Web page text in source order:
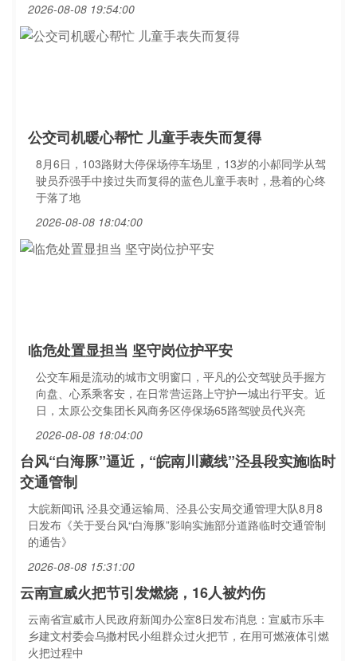
2026-08-08 19:54:00
公交司机暖心帮忙 儿童手表失而复得
8月6日，103路财大停保场停车场里，13岁的小郝同学从驾
驶员乔强手中接过失而复得的蓝色儿童手表时，悬着的心终
于落了地
2026-08-08 18:04:00
临危处置显担当 坚守岗位护平安
公交车厢是流动的城市文明窗口，平凡的公交驾驶员手握方
向盘、心系乘客安，在日常营运路上守护一城出行平安。近
日，太原公交集团长风商务区停保场65路驾驶员代兴亮
2026-08-08 18:04:00
台风“白海豚”逼近，“皖南川藏线”泾县段实施临时
交通管制
大皖新闻讯 泾县交通运输局、泾县公安局交通管理大队8月8
日发布《关于受台风“白海豚”影响实施部分道路临时交通管制
的通告》
2026-08-08 15:31:00
云南宣威火把节引发燃烧，16人被灼伤
云南省宣威市人民政府新闻办公室8日发布消息：宣威市乐丰
乡建文村委会乌撒村民小组群众过火把节，在用可燃液体引燃
火把过程中